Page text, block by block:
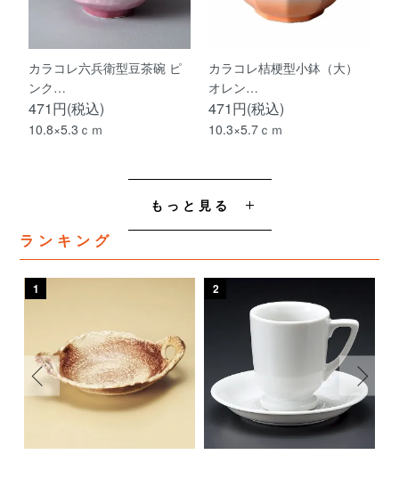
カラコレ六兵衛型豆茶碗 ピ
ンク…
471円(税込)
10.8×5.3ｃｍ
カラコレ桔梗型小鉢（大）
オレン…
471円(税込)
10.3×5.7ｃｍ
もっと見る
ランキング
1 2